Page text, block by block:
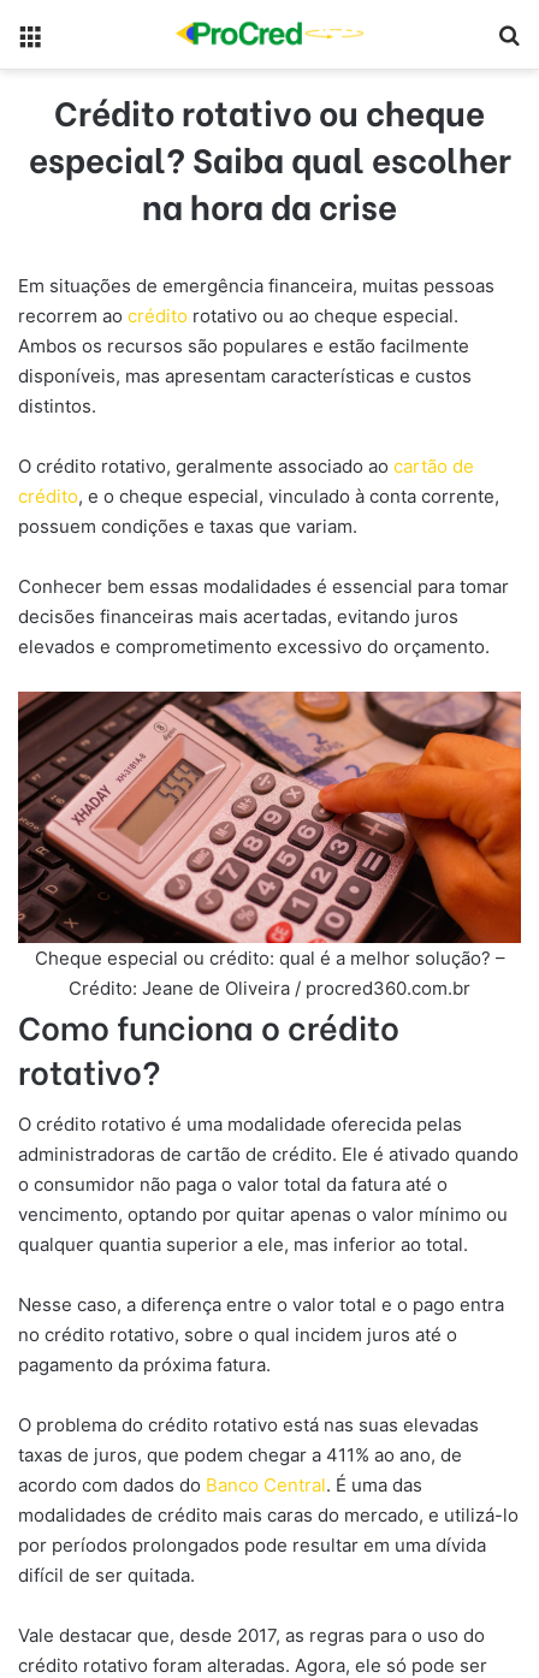
Crédito rotativo ou cheque
especial? Saiba qual escolher
na hora da crise
Em situações de emergência financeira, muitas pessoas
recorrem ao crédito rotativo ou ao cheque especial.
Ambos os recursos são populares e estão facilmente
disponíveis, mas apresentam características e custos
distintos.
O crédito rotativo, geralmente associado ao cartão de
crédito, e o cheque especial, vinculado à conta corrente,
possuem condições e taxas que variam.
Conhecer bem essas modalidades é essencial para tomar
decisões financeiras mais acertadas, evitando juros
elevados e comprometimento excessivo do orçamento.
Cheque especial ou crédito: qual é a melhor solução? –
Crédito: Jeane de Oliveira / procred360.com.br
Como funciona o crédito
rotativo?
O crédito rotativo é uma modalidade oferecida pelas
administradoras de cartão de crédito. Ele é ativado quando
o consumidor não paga o valor total da fatura até o
vencimento, optando por quitar apenas o valor mínimo ou
qualquer quantia superior a ele, mas inferior ao total.
Nesse caso, a diferença entre o valor total e o pago entra
no crédito rotativo, sobre o qual incidem juros até o
pagamento da próxima fatura.
O problema do crédito rotativo está nas suas elevadas
taxas de juros, que podem chegar a 411% ao ano, de
acordo com dados do Banco Central. É uma das
modalidades de crédito mais caras do mercado, e utilizá-lo
por períodos prolongados pode resultar em uma dívida
difícil de ser quitada.
Vale destacar que, desde 2017, as regras para o uso do
crédito rotativo foram alteradas. Agora, ele só pode ser